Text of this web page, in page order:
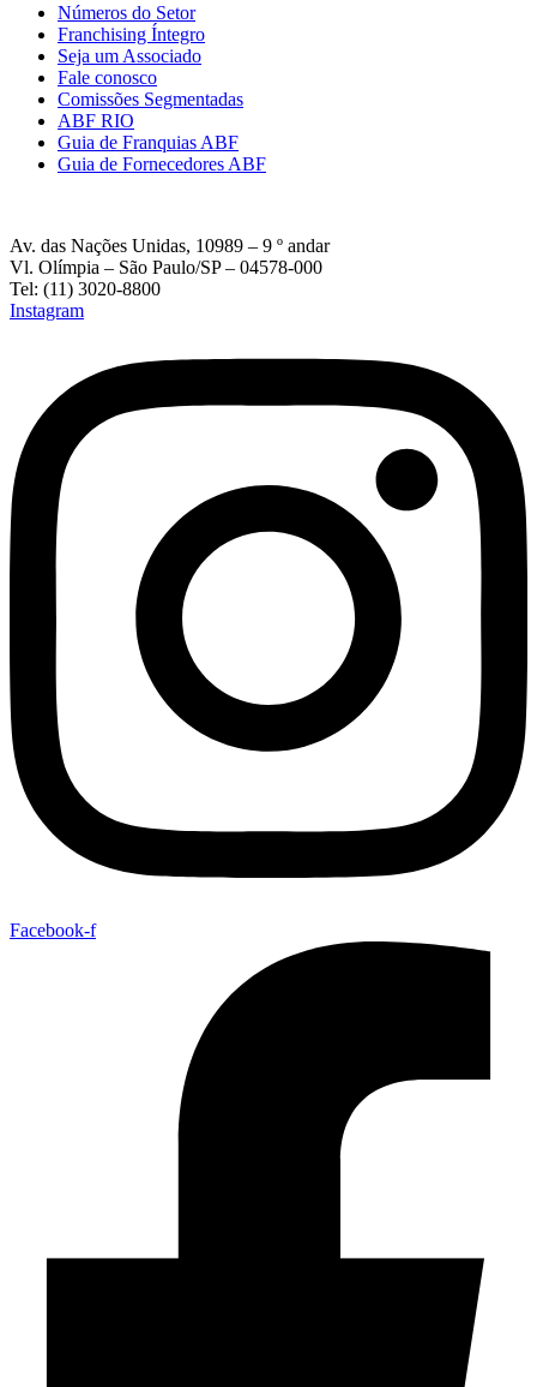
Números do Setor
Franchising Íntegro
Seja um Associado
Fale conosco
Comissões Segmentadas
ABF RIO
Guia de Franquias ABF
Guia de Fornecedores ABF
Av. das Nações Unidas, 10989 – 9 º andar
Vl. Olímpia – São Paulo/SP – 04578-000
Tel: (11) 3020-8800
Instagram
Facebook-f